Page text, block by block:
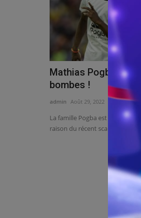
Mathias Pogba
bombes !
admin Août 29, 2022 0 530
La famille Pogba est en train de
raison du récent scandale...